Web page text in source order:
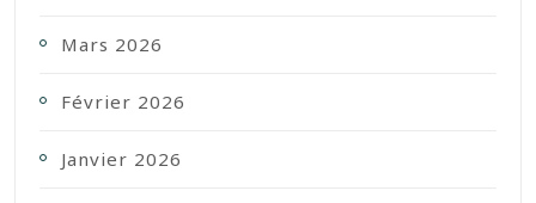
Mars 2026
Février 2026
Janvier 2026